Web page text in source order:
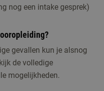
nog een intake gesprek)
gevallen kun je alsnog
de volledige
mogelijkheden.